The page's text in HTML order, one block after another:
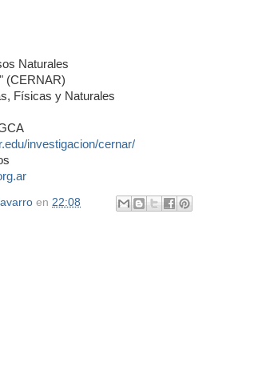
Naturales
(CERNAR)
Físicas y Naturales
investigacion/cernar/
en 22:08